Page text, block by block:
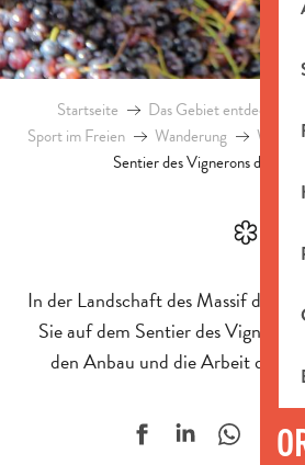
Startseite Das Gebiet entdecken
Sport im Freien
Wanderung
Sentier des Vignerons d’Auriol
In der Landschaft des Massif de la
Sie auf dem Sentier des Vignerons
den Anbau und die Arbeit der